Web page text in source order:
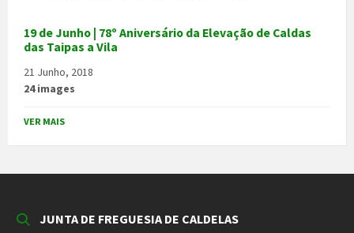
19 de Junho | 78º Aniversário da Elevação de Caldas
das Taipas a Vila
21 Junho, 2018
24 images
VER MAIS
JUNTA DE FREGUESIA DE CALDELAS